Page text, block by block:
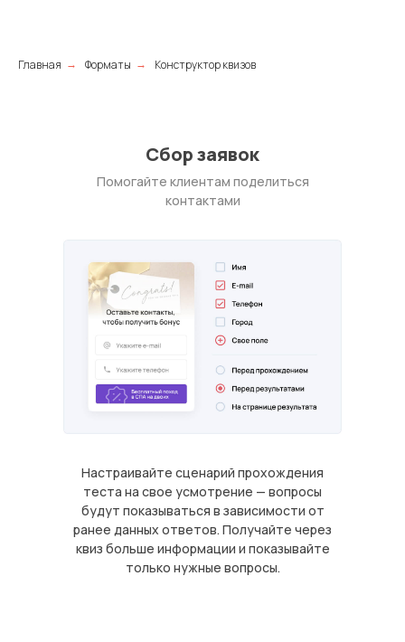
Главная → Форматы → Конструктор квизов
Настраивайте сценарий прохождения
теста на свое усмотрение — вопросы
будут показываться в зависимости от
ранее данных ответов. Получайте через
квиз больше информации и показывайте
только нужные вопросы.
Сбор заявок
Помогайте клиентам поделиться
контактами